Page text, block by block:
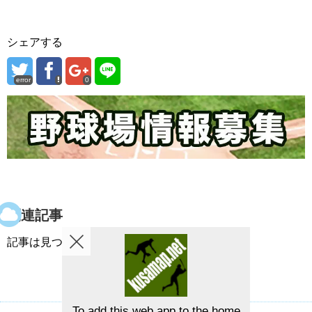
シェアする
error 0
関連記事
記事は見つかりませんでした。